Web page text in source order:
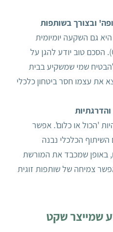
ובצורך בשותפות
היא גם השקעה יומיומית
בטיפול ובדאגה (Care). הסכם טוב יודע להגן על
שמי שמשקיע בבית
את עצמו חסר ביטחון כלכלי
'הכול או כלום'. אפשר
השיתוף הכלכלי נבנה
באופן שמכבד את המורשת
צמיחה של שותפות זוגית
שמייצר שקט